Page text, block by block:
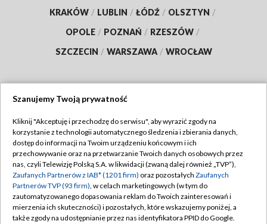
KRAKÓW / LUBLIN / ŁÓDŹ / OLSZTYN /
OPOLE / POZNAŃ / RZESZÓW /
SZCZECIN / WARSZAWA / WROCŁAW
TVP
Abonament TVP
Emisja w TVP
Centrum informacji TVP
Naziemna Telewizja Cyfrowa
Regulamin TVP
Polityka prywatności
Moje zgody
Pomoc
Szanujemy Twoją prywatność
Kliknij "Akceptuję i przechodzę do serwisu", aby wyrazić zgody na
korzystanie z technologii automatycznego śledzenia i zbierania danych,
dostęp do informacji na Twoim urządzeniu końcowym i ich
przechowywanie oraz na przetwarzanie Twoich danych osobowych przez
nas, czyli Telewizję Polską S.A. w likwidacji (zwaną dalej również „TVP”),
Zaufanych Partnerów z IAB* (1201 firm) oraz pozostałych Zaufanych
Partnerów TVP (93 firm), w celach marketingowych (w tym do
zautomatyzowanego dopasowania reklam do Twoich zainteresowań i
mierzenia ich skuteczności) i pozostałych, które wskazujemy poniżej, a
także zgody na udostępnianie przez nas identyfikatora PPID do Google.